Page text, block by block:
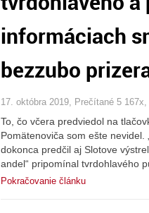
informáciach
bezzubo
17. októbra 2019, Prečítané 5 167x,
To, čo včera predviedol na
Pomätenoviča som ešte nevidel.
dokonca predčil aj Slotove
andel“ pripomínal tvrdohlavého
Pokračovanie článku